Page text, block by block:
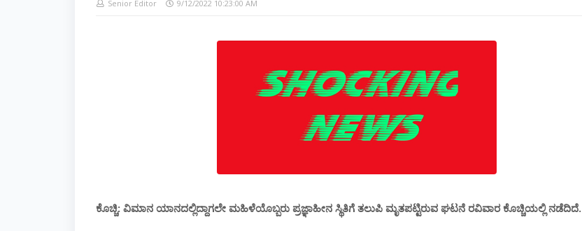
Senior Editor 9/12/2022 10:23:00 AM
ಕೊಚ್ಚಿ: ವಿಮಾನ ಯಾನದಲ್ಲಿದ್ದಾಗಲೇ ಮಹಿಳೆಯೊಬ್ಬರು ಪ್ರಜ್ಞಾಹೀನ ಸ್ಥಿತಿಗೆ ತಲುಪಿ ಮೃತಪಟ್ಟಿರುವ ಘಟನೆ ರವಿವಾರ ಕೊಚ್ಚಿಯಲ್ಲಿ ನಡೆದಿದೆ‌.